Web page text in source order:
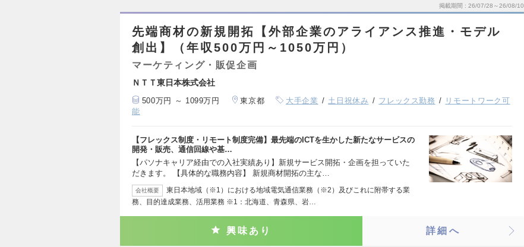
掲載期間 26/07/28～26/08/10
先端商材の新規開拓【外部企業のアライアンス推進・モデル
創出】（年収500万円～1050万円）
マーケティング・販促企画
ＮＴＴ東日本株式会社
500万円 ～ 1099万円 東京都 大手企業 土日祝休み フレックス勤務
リモートワーク可
能
【フレックス制度・リモート制度完備】最先端のICTを生かした新たなサービスの
開発・販売、通信回線や基…
【パソナキャリア経由での入社実績あり】新規サービス開拓・企画を担っていた
だきます。 【具体的な職務内容】 新規商材開拓の主な…
会社概要
東日本地域（※1）における地域電気通信業務（※2）及びこれに附帯する業
務、目的達成業務、活用業務 ※1：北海道、青森県、岩…
興味あり 詳細へ